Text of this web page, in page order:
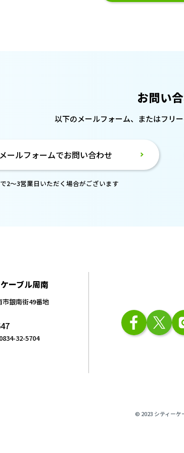
お問い
以下のメールフォーム、またはフリ
メールフォームでお問い合わせ
2～3営業日いただく場合がございます
ーブル周南
市銀南街49番地
32-5704
© 2023 シティーケ